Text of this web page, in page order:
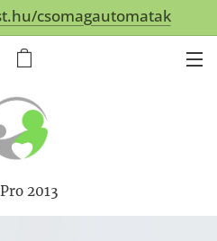
csomagautomatak
2013